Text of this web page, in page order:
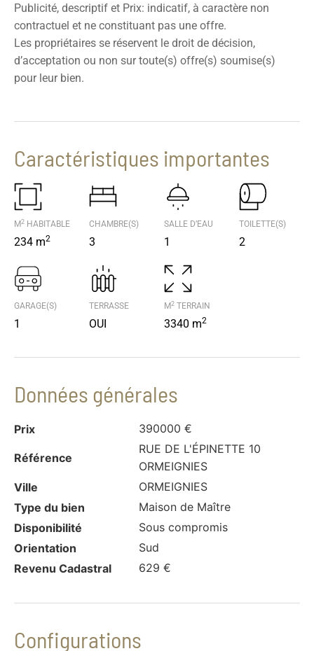
Publicité, descriptif et Prix: indicatif, à caractère non
contractuel et ne constituant pas une offre.
Les propriétaires se réservent le droit de décision,
d’acceptation ou non sur toute(s) offre(s) soumise(s)
pour leur bien.
Caractéristiques importantes
M2 HABITABLE
234 m2
CHAMBRE(S)
3
SALLE D’EAU
1
TOILETTE(S)
2
GARAGE(S)
1
TERRASSE
OUI
M2 TERRAIN
3340 m2
Données générales
Prix 390000 €
Référence
RUE DE L'ÉPINETTE 10
ORMEIGNIES
Ville
ORMEIGNIES
Type du bien
Maison de Maître
Disponibilité
Sous compromis
Orientation
Sud
Revenu Cadastral
629 €
Configurations